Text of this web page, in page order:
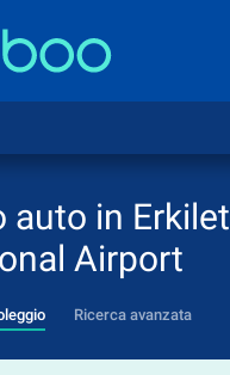
auto in Erkilet
Airport
Ricerca avanzata